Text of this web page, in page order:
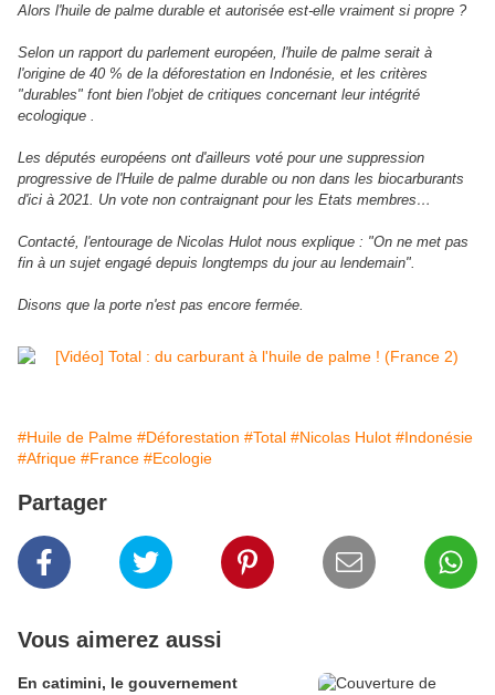
Alors l'huile de palme durable et autorisée est-elle vraiment si propre ?
Selon un rapport du parlement européen, l'huile de palme serait à
l'origine de 40 % de la déforestation en Indonésie, et les critères
"durables" font bien l'objet de critiques concernant leur intégrité
ecologique .
Les députés européens ont d'ailleurs voté pour une suppression
progressive de l'Huile de palme durable ou non dans les biocarburants
d'ici à 2021. Un vote non contraignant pour les Etats membres…
Contacté, l'entourage de Nicolas Hulot nous explique : "On ne met pas
fin à un sujet engagé depuis longtemps du jour au lendemain".
Disons que la porte n'est pas encore fermée
#Huile de Palme #Déforestation #Total #Nicolas Hulot #Indonésie
#Afrique #France #Ecologie
Partager
Vous aimerez aussi
En catimini, le gouvernement